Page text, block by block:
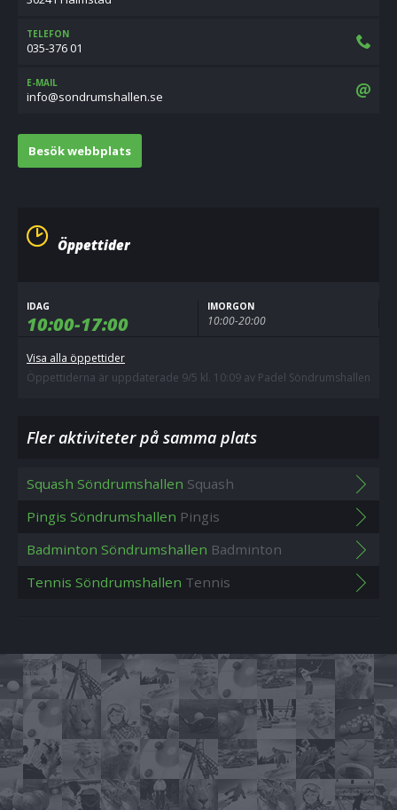
TELEFON
035-376 01
E-MAIL
es.nellahsmurdnos@ofni
Besök webbplats
Öppettider
IDAG
10:00-17:00
IMORGON
10:00-20:00
Visa alla öppettider
Öppettiderna är uppdaterade 9/5 kl. 10:09 av Padel Söndrumshallen
Fler aktiviteter på samma plats
Squash Söndrumshallen Squash
Pingis Söndrumshallen Pingis
Badminton Söndrumshallen Badminton
Tennis Söndrumshallen Tennis